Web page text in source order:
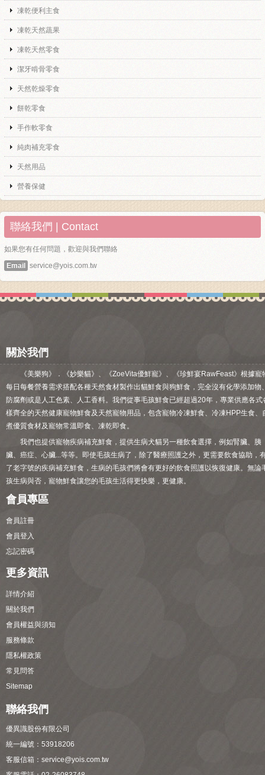
凍乾便利主食
凍乾天然蔬果
凍乾天然零食
潔牙啃骨零食
天然乾燥零食
餅乾零食
手作軟零食
純肉補充零食
天然用品
營養保健
聯絡我們 | Contact
如果您有任何問題，歡迎與我們聯絡
Email
service@yois.com.tw
關於我們
《美樂狗》．《妙樂貓》、《ZoeVita優鮮寵》、《珍鮮宴RawFeast》根據寵
每日每餐營養需求搭配各種天然食材製作出貓鮮食與狗鮮食，完全沒有化學添加物
防腐劑或是人工色素、人工香料。我們從事毛孩鮮食已經超過20年，專業供應各式
樣齊全的天然健康寵物鮮食及天然寵物用品，包含寵物冷凍鮮食、冷凍HPP生食、
煮優質食材及寵物常溫即食、凍乾即食。
我們也提供寵物疾病補充鮮食，提供生病犬貓另一種飲食選擇，例如腎臟、胰
臟、癌症、心臟...等等。即使毛孩生病了，除了醫療照護之外，更需要飲食協助，
了老字號的疾病補充鮮食，生病的毛孩們將會有更好的飲食照護以恢復健康。無論
孩生病與否，寵物鮮食讓您的毛孩生活得更快樂，更健康。
會員專區
會員註冊
會員登入
忘記密碼
更多資訊
詳情介紹
關於我們
會員權益與須知
服務條款
隱私權政策
常見問答
Sitemap
聯絡我們
優異識股份有限公司
統一編號：53918206
客服信箱： service@yois.com.tw